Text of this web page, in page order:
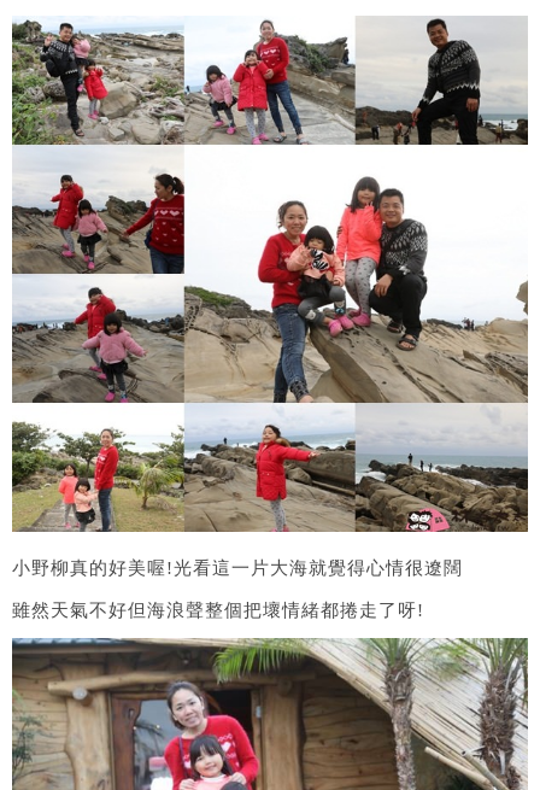
小野柳真的好美喔!光看這一片大海就覺得心情很遼闊
雖然天氣不好但海浪聲整個把壞情緒都捲走了呀!